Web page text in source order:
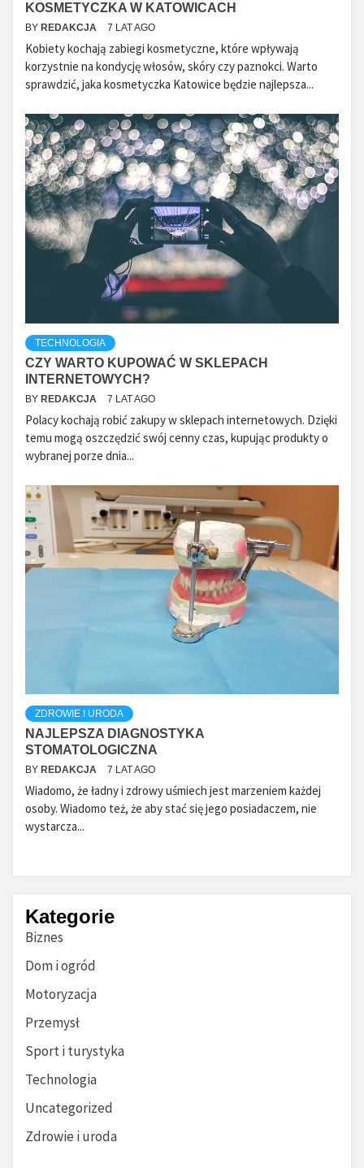
KOSMETYCZKA W KATOWICACH
BY REDAKCJA 7 LAT AGO
Kobiety kochają zabiegi kosmetyczne, które wpływają
korzystnie na kondycję włosów, skóry czy paznokci. Warto
sprawdzić, jaka kosmetyczka Katowice będzie najlepsza...
TECHNOLOGIA
CZY WARTO KUPOWAĆ W SKLEPACH
INTERNETOWYCH?
BY REDAKCJA 7 LAT AGO
Polacy kochają robić zakupy w sklepach internetowych. Dzięki
temu mogą oszczędzić swój cenny czas, kupując produkty o
wybranej porze dnia...
ZDROWIE I URODA
NAJLEPSZA DIAGNOSTYKA
STOMATOLOGICZNA
BY REDAKCJA 7 LAT AGO
Wiadomo, że ładny i zdrowy uśmiech jest marzeniem każdej
osoby. Wiadomo też, że aby stać się jego posiadaczem, nie
wystarcza...
Kategorie
Biznes
Dom i ogród
Motoryzacja
Przemysł
Sport i turystyka
Technologia
Uncategorized
Zdrowie i uroda